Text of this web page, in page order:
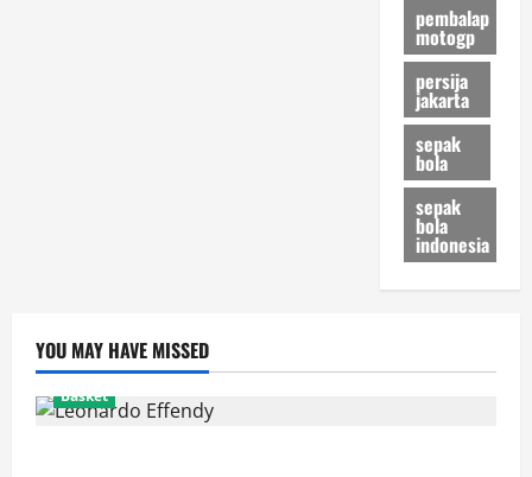
pembalap
motogp
persija
jakarta
sepak
bola
sepak
bola
indonesia
YOU MAY HAVE MISSED
Basket